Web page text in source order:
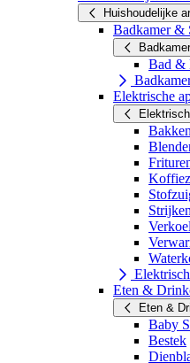
Huishoudelijke
Badkamer &
Bad &
Elektrische
Strijken
Eten &
Eten &
Baby
Bestek